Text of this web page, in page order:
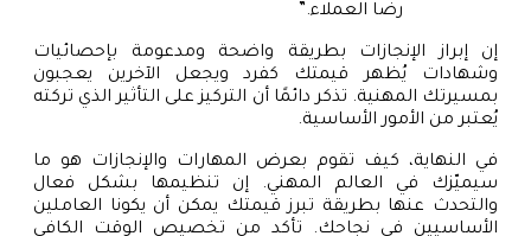
رضا العملاء.”
إن إبراز الإنجازات بطريقة واضحة ومدعومة بإحصائيات
وشهادات يُظهر قيمتك كفرد ويجعل الآخرين يعجبون
بمسيرتك المهنية. تذكر دائمًا أن التركيز على التأثير الذي تركته
يُعتبر من الأمور الأساسية.
في النهاية، كيف تقوم بعرض المهارات والإنجازات هو ما
سيميّزك في العالم المهني. إن تنظيمها بشكل فعال
والتحدث عنها بطريقة تبرز قيمتك يمكن أن يكونا العاملين
الأساسيين في نجاحك. تأكد من تخصيص الوقت الكافي